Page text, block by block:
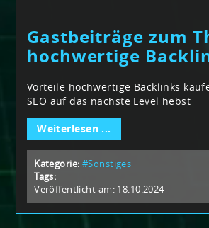
Gastbeiträge zum
hochwertige
Vorteile hochwertige Backlinks
SEO auf das nächste Level hebst
Weiterlesen ...
Kategorie: #Sonstiges
Tags:
Veröffentlicht am: 18.10.2024